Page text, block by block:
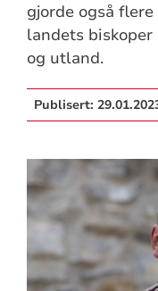
gjorde også
landets
og utland.
Publisert: